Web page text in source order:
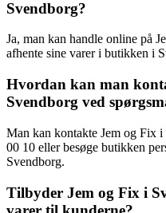
Svendborg?
Ja, man kan handle online på
afhente sine varer i butikken i
Hvordan kan man
Svendborg ved
Man kan kontakte Jem og Fix
00 10 eller besøge butikken
Svendborg.
Tilbyder Jem og Fix i